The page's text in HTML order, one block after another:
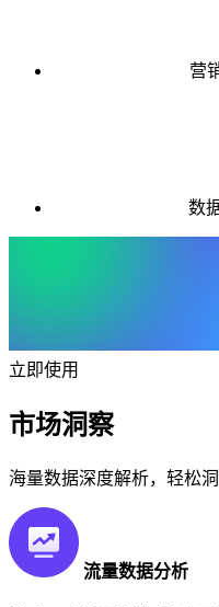
营
数
立即使用
市场洞察
海量数据深度解析，轻松
流量数据分析